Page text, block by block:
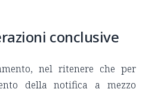
conclusive
nel ritenere che per
della notifica a mezzo